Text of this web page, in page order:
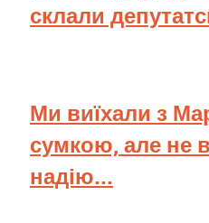
склали
Ми виїхали з
сумкою, але не
надію...